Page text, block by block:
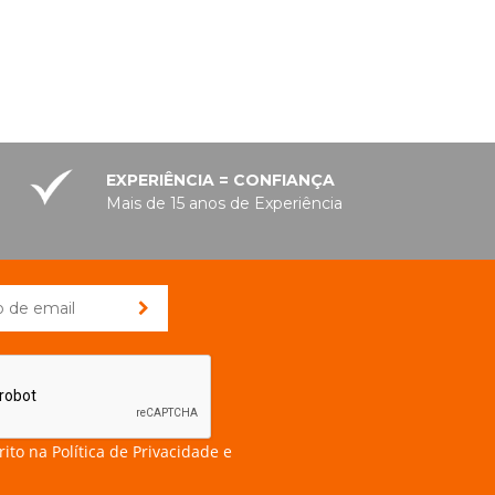
EXPERIÊNCIA = CONFIANÇA
Mais de 15 anos de Experiência
na Política de Privacidade e